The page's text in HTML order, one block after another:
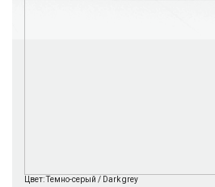
Цвет:Темно-серый / Dark grey